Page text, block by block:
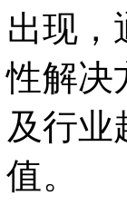
出现，
性解决
及行业
值。